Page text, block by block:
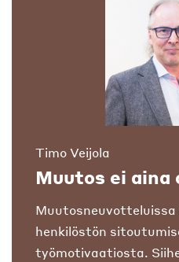
Timo Veijola
Muutos ei aina
henkilöstön
työmotivaatiosta.